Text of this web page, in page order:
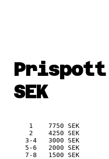
SEK
    1    7750 SEK
    2    4250 SEK
   3-4   3000 SEK
   5-6   2000 SEK
   7-8   1500 SEK